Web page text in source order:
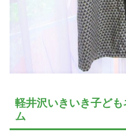
軽井沢いきいき子ど
ム